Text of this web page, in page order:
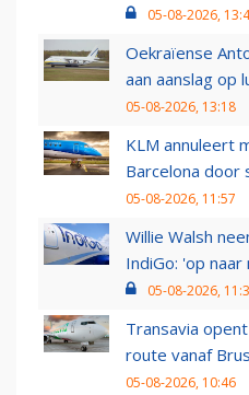
05-08-2026,
Oekraïense
aan aanslag op
05-08-2026, 13:18
KLM annuleert
Barcelona door
05-08-2026, 11:57
Willie Walsh
IndiGo: 'op
05-08-2026,
Transavia
route vanaf
05-08-2026, 10:46